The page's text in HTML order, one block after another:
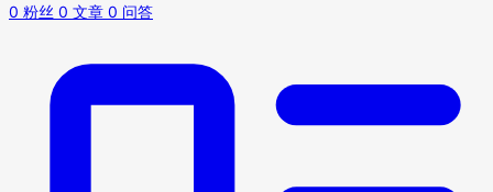
0 粉丝 0 文章 0 问答